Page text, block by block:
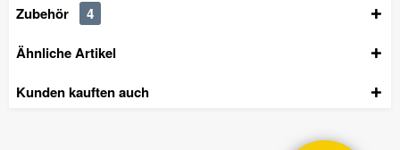
Zubehör
4
Ähnliche Artikel
Kunden kauften auch